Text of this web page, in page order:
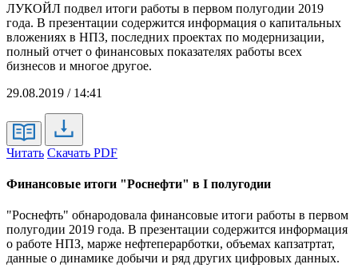
ЛУКОЙЛ подвел итоги работы в первом полугодии 2019
года. В презентации содержится информация о капитальных
вложениях в НПЗ, последних проектах по модернизации,
полный отчет о финансовых показателях работы всех
бизнесов и многое другое.
29.08.2019 / 14:41
Читать Скачать PDF
Финансовые итоги "Роснефти" в I полугодии
"Роснефть" обнародовала финансовые итоги работы в первом
полугодии 2019 года. В презентации содержится информация
о работе НПЗ, марже нефтеперарботки, объемах капзатртат,
данные о динамике добычи и ряд других цифровых данных.